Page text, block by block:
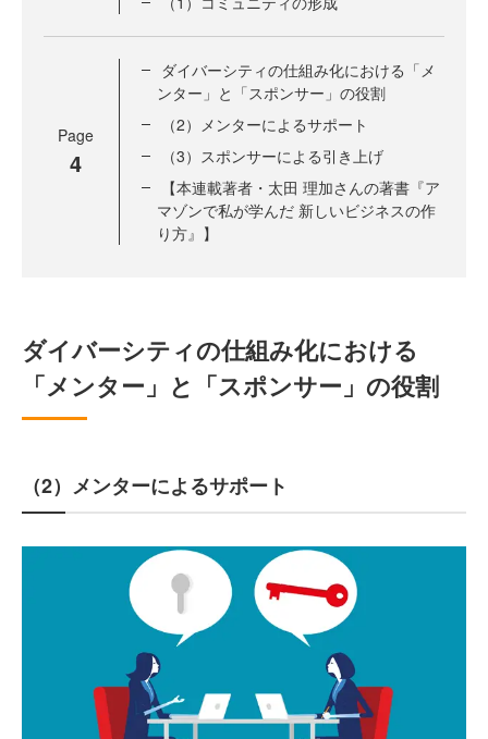
Page
4
ダイバーシティの仕組み化における「メ
ンター」と「スポンサー」の役割
（2）メンターによるサポート
（3）スポンサーによる引き上げ
【本連載著者・太田 理加さんの著書『ア
マゾンで私が学んだ 新しいビジネスの作
り方』】
ダイバーシティの仕組み化における
「メンター」と「スポンサー」の役割
（2）メンターによるサポート